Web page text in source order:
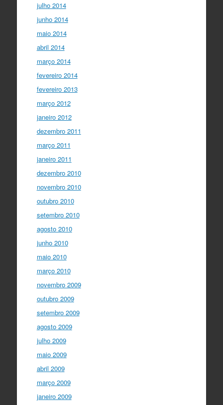
julho 2014
junho 2014
maio 2014
abril 2014
março 2014
fevereiro 2014
fevereiro 2013
março 2012
janeiro 2012
dezembro 2011
março 2011
janeiro 2011
dezembro 2010
novembro 2010
outubro 2010
setembro 2010
agosto 2010
junho 2010
maio 2010
março 2010
novembro 2009
outubro 2009
setembro 2009
agosto 2009
julho 2009
maio 2009
abril 2009
março 2009
janeiro 2009